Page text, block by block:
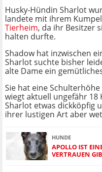
Husky-Hündin Sharlot
landete mit ihrem
Tierheim, da ihr Besitzer
halten durfte.
Shadow hat inzwischen
Sharlot suchte bisher
alte Dame ein
Sie hat eine
wiegt aktuell ungefähr 18
Sharlot etwas dickköpfig
ihrer lustigen Art aber
HUNDE
APOLLO IST
VERTRAUEN